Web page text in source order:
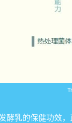
酵乳的保健功效